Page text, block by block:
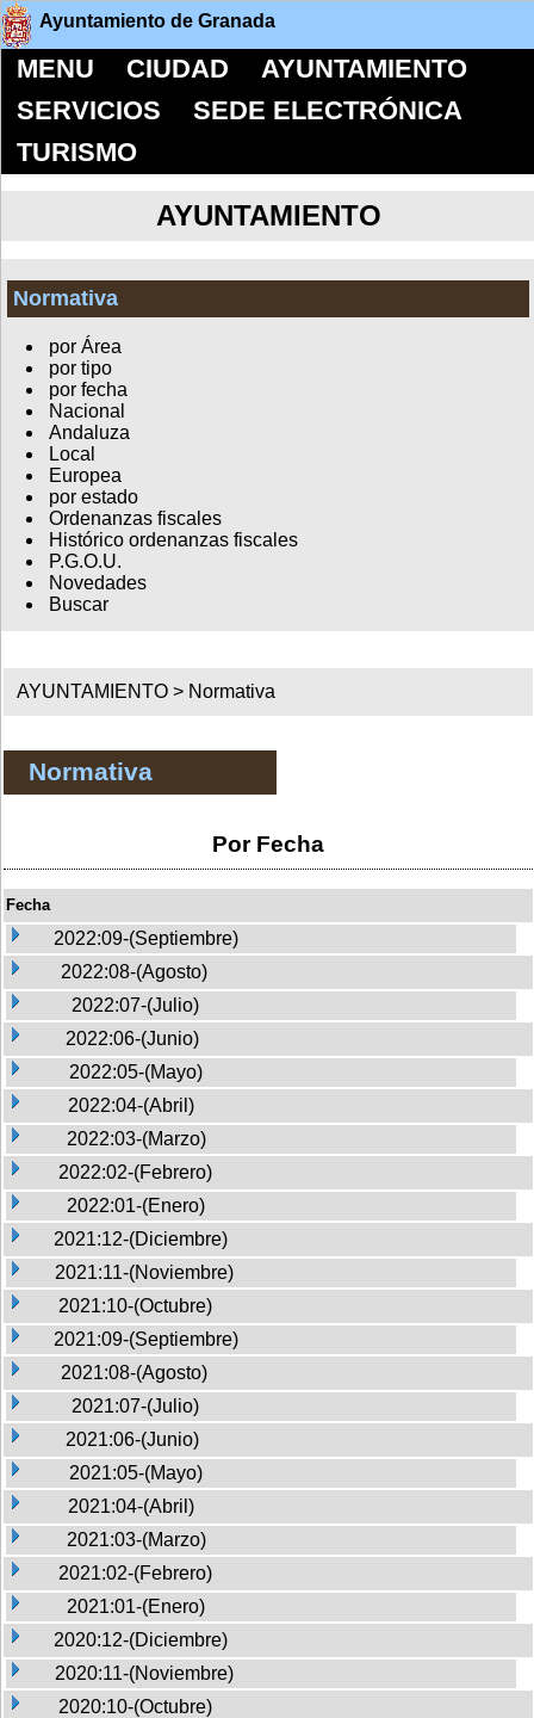
Ayuntamiento de Granada
MENU CIUDAD
AYUNTAMIENTO
SERVICIOS
SEDE ELECTRÓNICA
TURISMO
AYUNTAMIENTO
Normativa
por Área
por tipo
por fecha
Nacional
Andaluza
Local
Europea
por estado
Ordenanzas fiscales
Histórico ordenanzas fiscales
P.G.O.U.
Novedades
Buscar
AYUNTAMIENTO > Normativa
Normativa
Por Fecha
Fecha
2022:09-(Septiembre)
2022:08-(Agosto)
2022:07-(Julio)
2022:06-(Junio)
2022:05-(Mayo)
2022:04-(Abril)
2022:03-(Marzo)
2022:02-(Febrero)
2022:01-(Enero)
2021:12-(Diciembre)
2021:11-(Noviembre)
2021:10-(Octubre)
2021:09-(Septiembre)
2021:08-(Agosto)
2021:07-(Julio)
2021:06-(Junio)
2021:05-(Mayo)
2021:04-(Abril)
2021:03-(Marzo)
2021:02-(Febrero)
2021:01-(Enero)
2020:12-(Diciembre)
2020:11-(Noviembre)
2020:10-(Octubre)